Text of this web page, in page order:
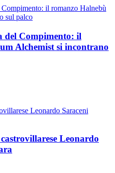
del Compimento: il
Alchemist si incontrano
Leonardo